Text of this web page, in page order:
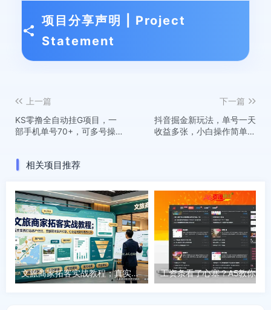
项目分享声明 | Project
Statement
上一篇
KS零撸全自动挂G项目，一
部手机单号70+，可多号操
下一篇
抖音掘金新玩法，单号一天
收益多张，小白操作简单，
相关项目推荐
文旅商家拓客实战教程；真实案例打造客户信任，完整落地执行方案，行业避坑账号布局心法